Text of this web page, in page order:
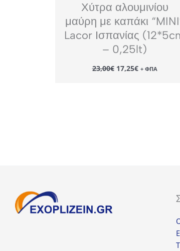
Χύτρα αλουμινίου
μαύρη με καπάκι
Lacor Ισπανίας
– 0,25lt)
23,00€ Original
price
17,25€Η
τρέχουσα
+ ΦΠΑ